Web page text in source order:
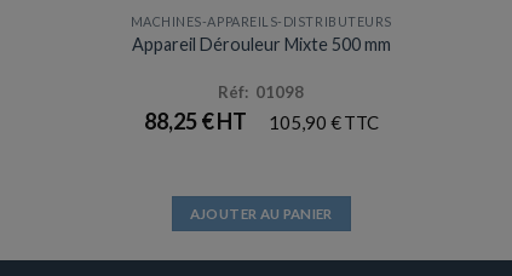
MACHINES-APPAREILS-DISTRIBUTEURS
Appareil Dérouleur Mixte 500 mm
Réf: 01098
88,25€ 105,90 €
AJOUTER AU PANIER